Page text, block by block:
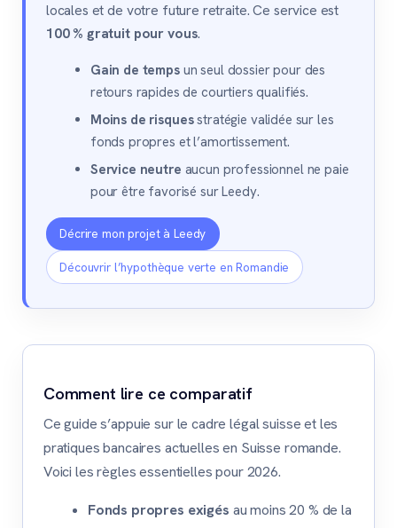
locales et de votre future retraite. Ce service est
100 % gratuit pour vous.
Gain de tempsun seul dossier pour des
retours rapides de courtiers qualifiés.
Moins de risquesstratégie validée sur les
fonds propres et l’amortissement.
Service neutre aucun professionnel ne paie
pour être favorisé sur Leedy.
Décrire mon projet à Leedy
Découvrir l’hypothèque verte en Romandie
Comment lire ce comparatif
Ce guide s’appuie sur le cadre légal suisse et les
pratiques bancaires actuelles en Suisse romande.
Voici les règles essentielles pour 2026.
Fonds propres exigés au moins 20 % de la